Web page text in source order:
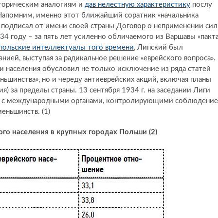
аналогиям и дав нелестную характеристику послу
именно этот ближайший соратник «начальника
подписал от имени своей страны Договор о неприменении
году – за пять лет усиленно обличаемого из Варшавы
интеллектуалы того времени, Липский был
выступая за радикальное решение «еврейского вопроса».
обусловил не только исключение из ряда статей
но и череду антиеврейских акций, включая планы
за пределы страны. 13 сентября 1934 г. на заседании Лиги
с международными органами, контролирующими соблюдение
(1)
населения в крупных городах Польши (2)